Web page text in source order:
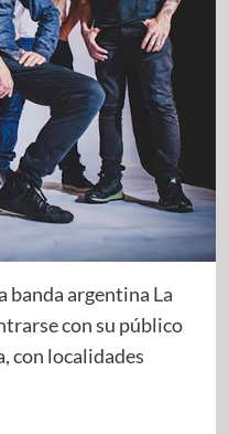
banda argentina La
con su público
con localidades